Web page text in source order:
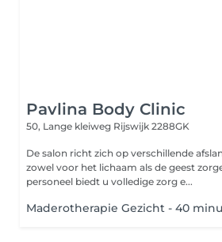
Pavlina Body Clinic
50, Lange kleiweg Rijswijk 2288GK
De salon richt zich op verschillende
zowel voor het lichaam als de geest
personeel biedt u volledige zorg e...
Maderotherapie Gezicht - 40